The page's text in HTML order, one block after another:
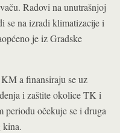
Radovi na unutrašnjoj
se na izradi klimatizacije i
je iz Gradske
a finansiraju se uz
i zaštite okolice TK i
periodu očekuje se i druga
kina.